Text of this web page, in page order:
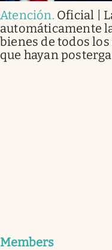
Atención. Oficial |
automáticamente
bienes de todos
que hayan
Members